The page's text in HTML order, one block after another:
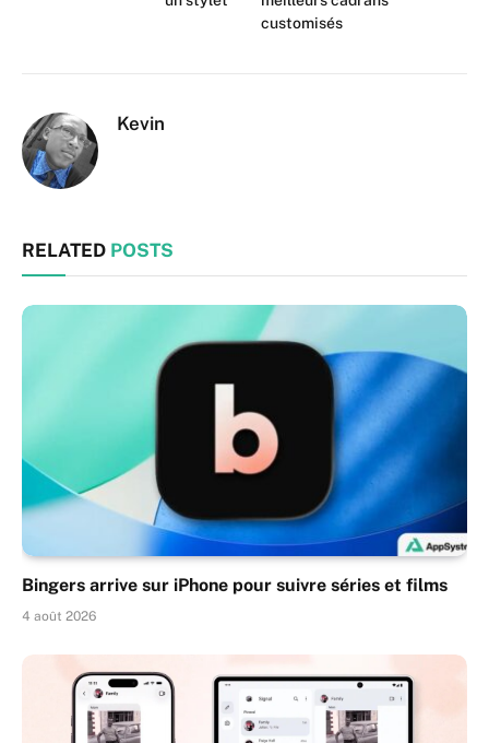
customisés
Kevin
RELATED POSTS
Bingers arrive sur iPhone pour suivre séries et films
4 août 2026